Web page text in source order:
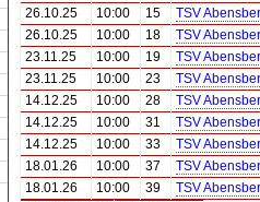
26.10.25
10:00 15
TSV
26.10.25
10:00 18
TSV
23.11.25
10:00 19
TSV
23.11.25
10:00 23
TSV
14.12.25
10:00 28
TSV
14.12.25
10:00 31
TSV
14.12.25
10:00 33
TSV
18.01.26
10:00 37
TSV
18.01.26
10:00 39
TSV